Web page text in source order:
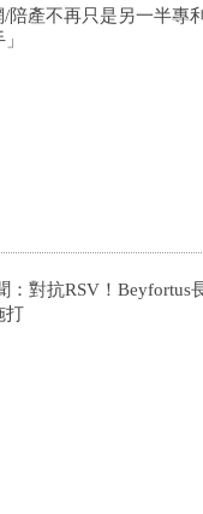
產不再只是另一半專
對抗RSV！Beyfortus
打